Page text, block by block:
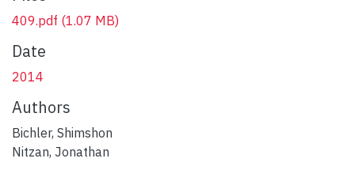
409.pdf (1.07 MB)
Date
2014
Authors
Bichler, Shimshon
Nitzan, Jonathan